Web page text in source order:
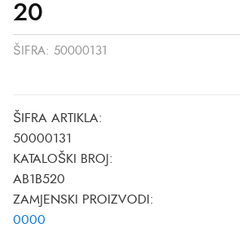
20
ŠIFRA: 50000131
ŠIFRA ARTIKLA:
50000131
KATALOŠKI BROJ:
AB1B520
ZAMJENSKI PROIZVODI:
0000